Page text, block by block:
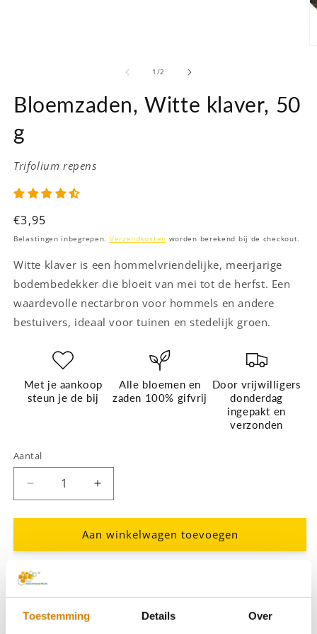
Toestemming Details Over
1 /van
2
Bloemzaden, Witte klaver, 50
g
Trifolium repens
Normale
prijs
€3,95
Belastingen inbegrepen. Verzendkosten worden berekend bij de checkout.
Witte klaver is een hommelvriendelijke, meerjarige
bodembedekker die bloeit van mei tot de herfst. Een
waardevolle nectarbron voor hommels en andere
bestuivers, ideaal voor tuinen en stedelijk groen.
Met je aankoop
steun je de bij
Alle bloemen en
zaden 100% gifvrij
Door vrijwilligers
donderdag
ingepakt en
verzonden
Aantal
Aantal
verlagen
voor
Bloemzaden,
Witte
50
Aantal
verhogen
voor
Bloemzaden,
Witte
Aan winkelwagen toevoegen
Afhaling is beschikbaar bij
Meestal klaar binnen meer dan 5 dagen
Winkelgegevens bekijken